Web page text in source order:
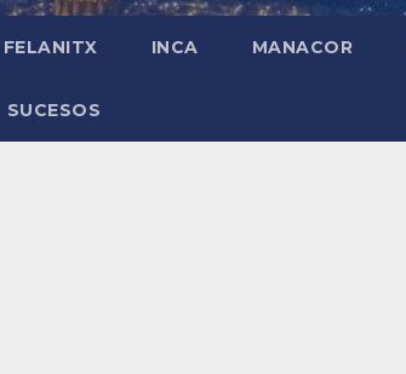
FELANITX INCA MANACOR
SUCESOS